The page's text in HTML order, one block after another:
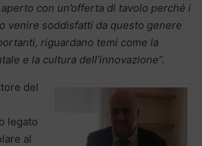
con un’offerta di tavolo perché i
venire soddisfatti da questo genere
riguardano temi come la
e la cultura dell’innovazione”.
del
legato
al